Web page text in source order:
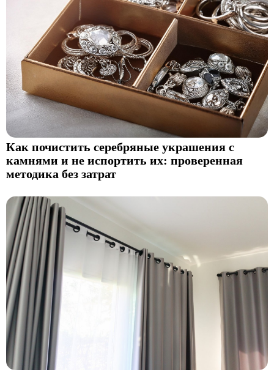
Как почистить серебряные украшения с
камнями и не испортить их: проверенная
методика без затрат